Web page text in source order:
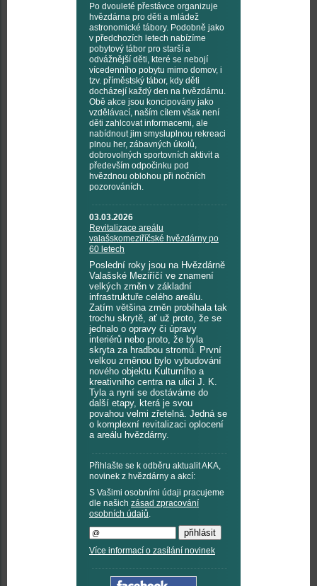
Po dvouleté přestávce organizuje
hvězdárna pro děti a mládež
astronomické tábory. Podobně jako
v předchozích letech nabízíme
pobytový tábor pro starší a
odvážnější děti, které se nebojí
vícedenního pobytu mimo domov, i
tzv. příměstský tábor, kdy děti
docházejí každý den na hvězdárnu.
Obě akce jsou koncipovány jako
vzdělávací, naším cílem však není
děti zahlcovat informacemi, ale
nabídnout jim smysluplnou rekreaci
plnou her, zábavných úkolů,
dobrovolných sportovních aktivit a
především odpočinku pod
hvězdnou oblohou při nočních
pozorováních.
03.03.2026
Revitalizace areálu
valašskomeziříčské hvězdárny po
60 letech
Poslední roky jsou na Hvězdárně
Valašské Meziříčí ve znamení
velkých změn v základní
infrastruktuře celého areálu.
Zatím většina změn probíhala tak
trochu skrytě, ať už proto, že se
jednalo o opravy či úpravy
interiérů nebo proto, že byla
skryta za hradbou stromů. První
velkou změnou bylo vybudování
nového objektu Kulturního a
kreativního centra na ulici J. K.
Tyla a nyní se dostáváme do
další etapy, která je svou
povahou velmi zřetelná. Jedná se
o komplexní revitalizaci oplocení
a areálu hvězdárny.
Přihlašte se k odběru aktualit AKA,
novinek z hvězdárny a akcí:
S Vašimi osobními údaji pracujeme
dle našich zásad zpracování
osobních údajů
Více informací o zasílání novinek